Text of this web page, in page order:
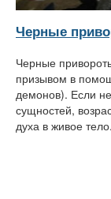
Черные
Черные
призывом в
демонов). Если
сущностей,
духа в живое